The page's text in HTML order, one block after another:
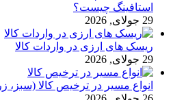
استافینگ چیست؟
29 جولای, 2026
ریسک های ارزی در واردات کالا
29 جولای, 2026
انواع مسیر در ترخیص کالا (سبز،